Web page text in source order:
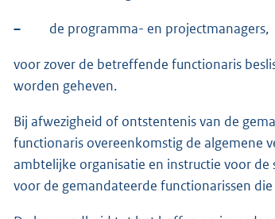
– de programma- en projectmanagers,
voor zover de betreffende functionaris
worden geheven.
Bij afwezigheid of ontstentenis van de
functionaris overeenkomstig de algemene
ambtelijke organisatie en instructie voor de
voor de gemandateerde functionarissen